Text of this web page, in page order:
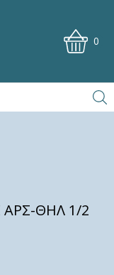
0
ΘΗΛ 1/2